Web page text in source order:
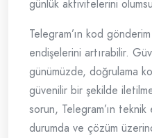
günlük aktivitelerini
Telegram’ın kod
endişelerini artırabilir.
günümüzde, doğrulama
güvenilir bir şekilde
sorun, Telegram’ın
durumda ve çözüm